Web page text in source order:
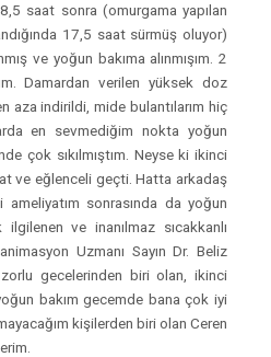
saat sonra (omurgama yapılan
17,5 saat sürmüş oluyor)
ve yoğun bakıma alınmışım. 2
Damardan verilen yüksek doz
aza indirildi, mide bulantılarım hiç
en sevmediğim nokta yoğun
çok sıkılmıştım. Neyse ki ikinci
ve eğlenceli geçti. Hatta arkadaş
ameliyatım sonrasında da yoğun
ve inanılmaz sıcakkanlı
Uzmanı Sayın Dr. Beliz
zorlu gecelerinden biri olan, ikinci
bakım gecemde bana çok iyi
kişilerden biri olan Ceren